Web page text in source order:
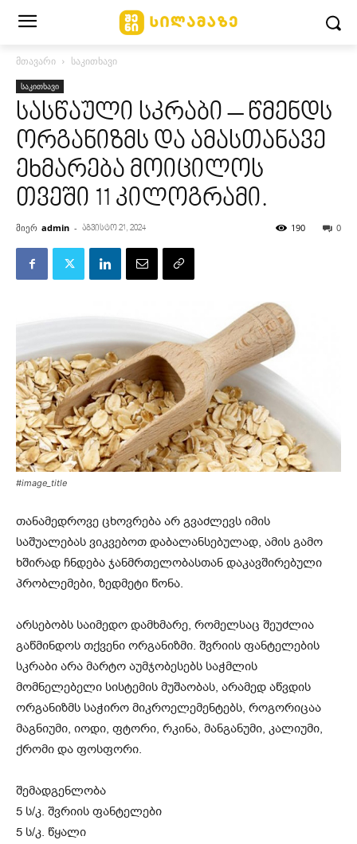
მთავარი საკითხავი
საკითხავი
სასწაული სკრაბი – წმენდს
ორგანიზმს და ამასთანავე
ეხმარება მოიცილოს
თვეში 11 კილოგრამი.
მიერ admin - აგვისტო 21, 2024 0
190
#image_title
თანამედროვე ცხოვრება არ გვაძლევს იმის
საშუალებას ვიკვებოთ დაბალანსებულად, ამის გამო
ხშირად ჩნდება ჯანმრთელობასთან დაკავშირებული
პრობლემები, ზედმეტი წონა.
არსებობს საიმედო დამხმარე, რომელსაც შეუძლია
გაწმინდოს თქვენი ორგანიზმი. შვრიის ფანტელების
სკრაბი არა მარტო აუმჯობესებს საჭმლის
მომნელებელი სისტემის მუშაობას, არამედ აწვდის
ორგანიზმს საჭირო მიკროელემენტებს, როგორიცაა
მაგნიუმი, იოდი, ფტორი, რკინა, მანგანუმი, კალიუმი,
ქრომი და ფოსფორი.
შემადგენლობა
5 ს/კ. შვრიის ფანტელები
5 ს/კ. წყალი